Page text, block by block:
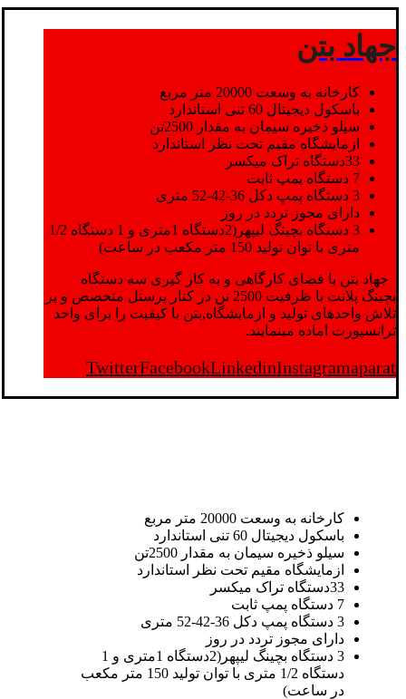
جهاد بتن
کارخانه به وسعت 20000 متر مربع
باسکول دیجیتال 60 تنی استاندارد
سیلو ذخیره سیمان به مقدار 2500تن
ازمایشگاه مقیم تحت نظر استاندارد
33دستگاه تراک میکسر
7 دستگاه پمپ ثابت
3 دستگاه پمپ دکل 36-42-52 متری
دارای مجوز تردد در روز
3 دستگاه بچینگ لیپهر(2دستگاه 1متری و 1 دستگاه 1/2
متری با توان تولید 150 متر مکعب در ساعت)
جهاد بتن با فضای کارگاهی و به کار گیری سه دستگاه
بچینگ پلانت با ظرفیت 2500 تن در کنار پرسنل متخصص و پر
تلاش واحدهای تولید و ازمایشگاه,بتن با کیفیت را برای واحد
ترانسپورت اماده مینمایند.
TwitterFacebookLinkedinInstagramaparat
کارخانه به وسعت 20000 متر مربع
باسکول دیجیتال 60 تنی استاندارد
سیلو ذخیره سیمان به مقدار 2500تن
ازمایشگاه مقیم تحت نظر استاندارد
33دستگاه تراک میکسر
7 دستگاه پمپ ثابت
3 دستگاه پمپ دکل 36-42-52 متری
دارای مجوز تردد در روز
3 دستگاه بچینگ لیپهر(2دستگاه 1متری و 1
دستگاه 1/2 متری با توان تولید 150 متر مکعب
در ساعت)